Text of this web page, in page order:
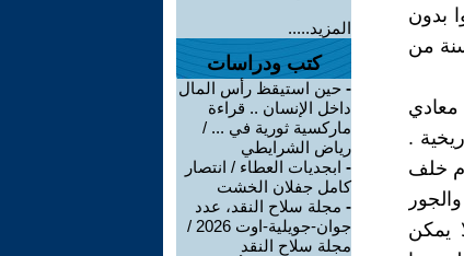
بدون
او عمل او حتى قطعة ارض بعد ان قضى بعضهم اكثر من 11 سنة من
.
خلف
يمكن
المزيد.....
كتب ودراسات
- حين استيقظ رأس المال
داخل الإنسان .. قراءة
ماركسية ثورية في ... /
رياض الشرايطي
- ابجديات العطاء / انتصار
كامل جفلان الخشت
- مجلة سلاح النقد، عدد
جوان-جويلية-اوت 2026 /
مجلة سلاح النقد